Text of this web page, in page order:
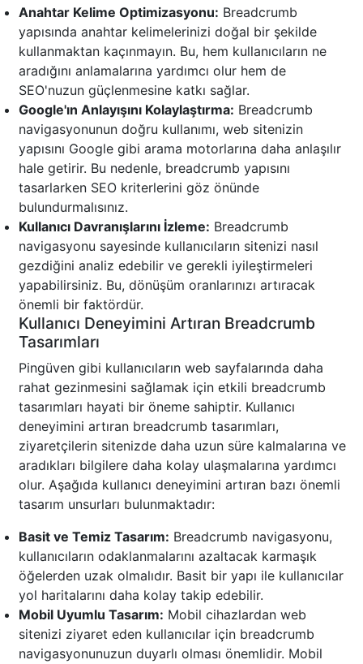
Anahtar Kelime Optimizasyonu: Breadcrumb
yapısında anahtar kelimelerinizi doğal bir şekilde
kullanmaktan kaçınmayın. Bu, hem kullanıcıların ne
aradığını anlamalarına yardımcı olur hem de
SEO'nuzun güçlenmesine katkı sağlar.
Google'ın Anlayışını Kolaylaştırma: Breadcrumb
navigasyonunun doğru kullanımı, web sitenizin
yapısını Google gibi arama motorlarına daha anlaşılır
hale getirir. Bu nedenle, breadcrumb yapısını
tasarlarken SEO kriterlerini göz önünde
bulundurmalısınız.
Kullanıcı Davranışlarını İzleme: Breadcrumb
navigasyonu sayesinde kullanıcıların sitenizi nasıl
gezdiğini analiz edebilir ve gerekli iyileştirmeleri
yapabilirsiniz. Bu, dönüşüm oranlarınızı artıracak
önemli bir faktördür.
Kullanıcı Deneyimini Artıran Breadcrumb
Tasarımları
Pingüven gibi kullanıcıların web sayfalarında daha
rahat gezinmesini sağlamak için etkili breadcrumb
tasarımları hayati bir öneme sahiptir. Kullanıcı
deneyimini artıran breadcrumb tasarımları,
ziyaretçilerin sitenizde daha uzun süre kalmalarına ve
aradıkları bilgilere daha kolay ulaşmalarına yardımcı
olur. Aşağıda kullanıcı deneyimini artıran bazı önemli
tasarım unsurları bulunmaktadır:
Basit ve Temiz Tasarım: Breadcrumb navigasyonu,
kullanıcıların odaklanmalarını azaltacak karmaşık
öğelerden uzak olmalıdır. Basit bir yapı ile kullanıcılar
yol haritalarını daha kolay takip edebilir.
Mobil Uyumlu Tasarım: Mobil cihazlardan web
sitenizi ziyaret eden kullanıcılar için breadcrumb
navigasyonunuzun duyarlı olması önemlidir. Mobil